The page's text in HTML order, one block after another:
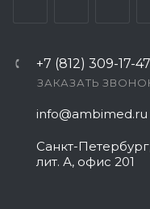
+7 (812) 309-17-47
ЗАКАЗАТЬ
info@ambimed.ru
Санкт-
лит. А, офис 201